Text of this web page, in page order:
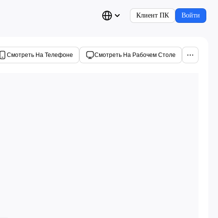
Клиент ПК Войти
Смотреть На Телефоне Смотреть На Рабочем Столе